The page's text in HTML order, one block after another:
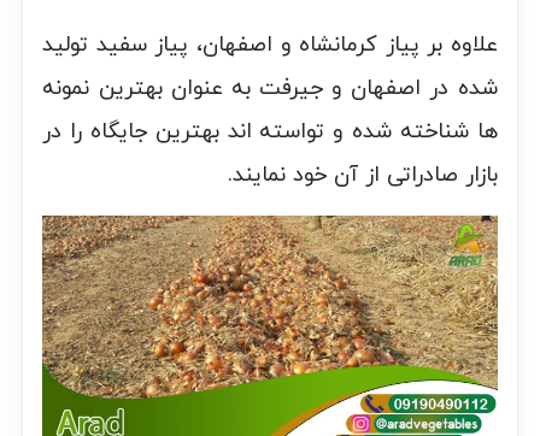
علاوه بر پیاز کرمانشاه و اصفهان، پیاز سفید تولید
شده در اصفهان و جیرفت به عنوان بهترین نمونه
ها شناخته شده و تواسته اند بهترین جایگاه را در
بازار صادراتی از آن خود نمایند.